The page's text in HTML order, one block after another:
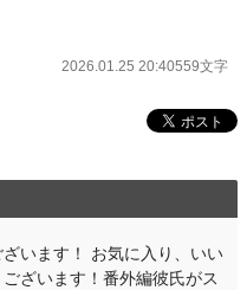
2026.01.25 20:40559文字
います！ お気に入り、いい
ざいます！番外編彼氏がス